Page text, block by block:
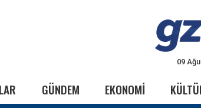
09
GÜNDEM EKONOMİ